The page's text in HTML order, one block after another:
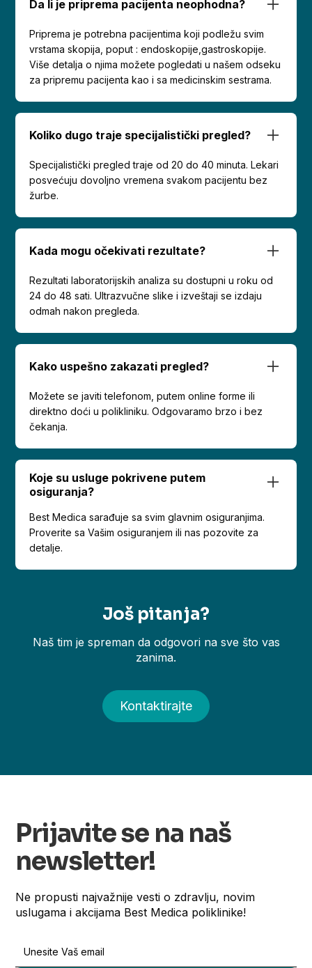
Da li je priprema pacijenta neophodna?
Priprema je potrebna pacijentima koji podležu svim
vrstama skopija, poput : endoskopije,gastroskopije.
Više detalja o njima možete pogledati u našem odseku
za pripremu pacijenta kao i sa medicinskim sestrama.
Koliko dugo traje specijalistički pregled?
Specijalistički pregled traje od 20 do 40 minuta. Lekari
posvećuju dovoljno vremena svakom pacijentu bez
žurbe.
Kada mogu očekivati rezultate?
Rezultati laboratorijskih analiza su dostupni u roku od
24 do 48 sati. Ultrazvučne slike i izveštaji se izdaju
odmah nakon pregleda.
Kako uspešno zakazati pregled?
Možete se javiti telefonom, putem online forme ili
direktno doći u polikliniku. Odgovaramo brzo i bez
čekanja.
Koje su usluge pokrivene putem
osiguranja?
Best Medica sarađuje sa svim glavnim osiguranjima.
Proverite sa Vašim osiguranjem ili nas pozovite za
detalje.
Još pitanja?
Naš tim je spreman da odgovori na sve što vas
zanima.
Kontaktirajte
Prijavite se na naš
newsletter!
Ne propusti najvažnije vesti o zdravlju, novim
uslugama i akcijama Best Medica poliklinike!